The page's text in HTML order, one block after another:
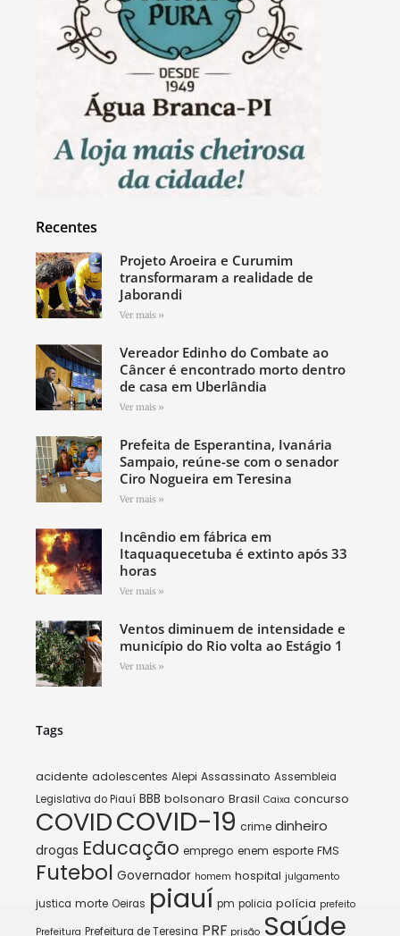
Recentes
Projeto Aroeira e Curumim
transformaram a realidade de
Jaborandi
Ver mais »
Vereador Edinho do Combate ao
Câncer é encontrado morto dentro
de casa em Uberlândia
Ver mais »
Prefeita de Esperantina, Ivanária
Sampaio, reúne-se com o senador
Ciro Nogueira em Teresina
Ver mais »
Incêndio em fábrica em
Itaquaquecetuba é extinto após 33
horas
Ver mais »
Ventos diminuem de intensidade e
município do Rio volta ao Estágio 1
Ver mais »
Tags
acidente adolescentes Alepi Assassinato Assembleia
Legislativa do Piauí BBB bolsonaro Brasil Caixa concurso
COVIDCOVID-19 crime dinheiro
drogas Educação emprego enem esporte FMS
Futebol Governador homem hospital julgamento
justica morte Oeiras piauí pm policia polícia prefeito
Prefeitura Prefeitura de Teresina PRF prisão Saúde